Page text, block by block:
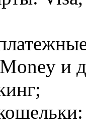
и